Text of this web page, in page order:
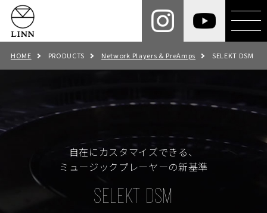
HOME PRODUCTS Network Players & PreAmps SELEKT DSM
自在にカスタマイズできる、
ミュージックプレーヤーの新基準
SELEKT DSM